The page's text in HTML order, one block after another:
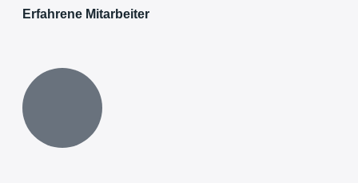
Erfahrene Mitarbeiter